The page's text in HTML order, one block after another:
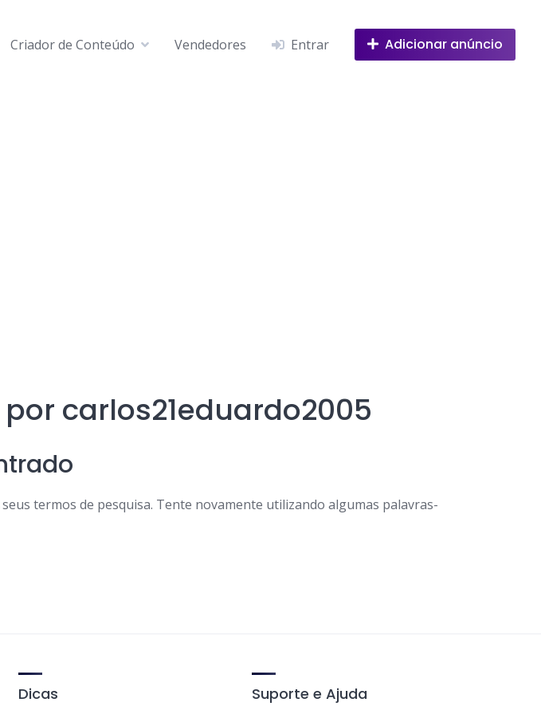
Criador de Conteúdo Vendedores Entrar Adicionar anúncio
carlos21eduardo2005
termos de pesquisa. Tente novamente utilizando algumas palavras-
Dicas Suporte e Ajuda